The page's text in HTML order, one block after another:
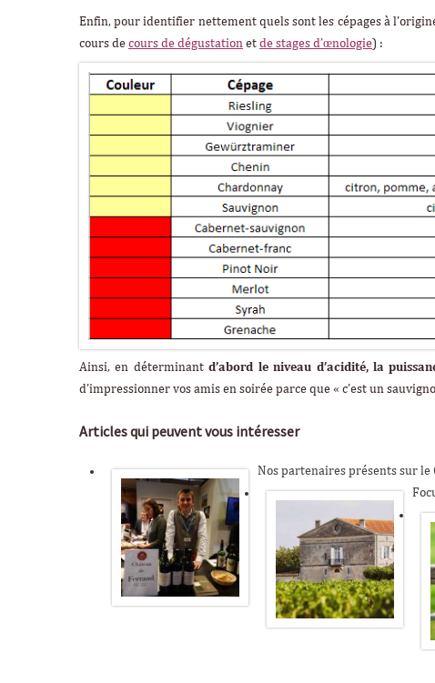
Enfin, pour identifier nettement quels sont les cépages à
cours de cours de dégustation et de stages d’œnologie) :
Ainsi, en déterminantd’abord le niveau d’acidité, la
d’impressionner vos amis en soirée parce que « c’est un
Articles qui peuvent vous intéresser
Nos partenaires présents sur le